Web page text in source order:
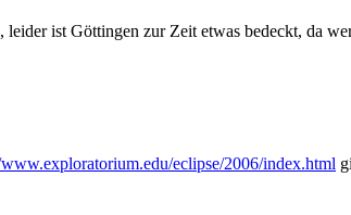
ist Göttingen zur Zeit etwas bedeckt, da
eclipse/2006/index.html